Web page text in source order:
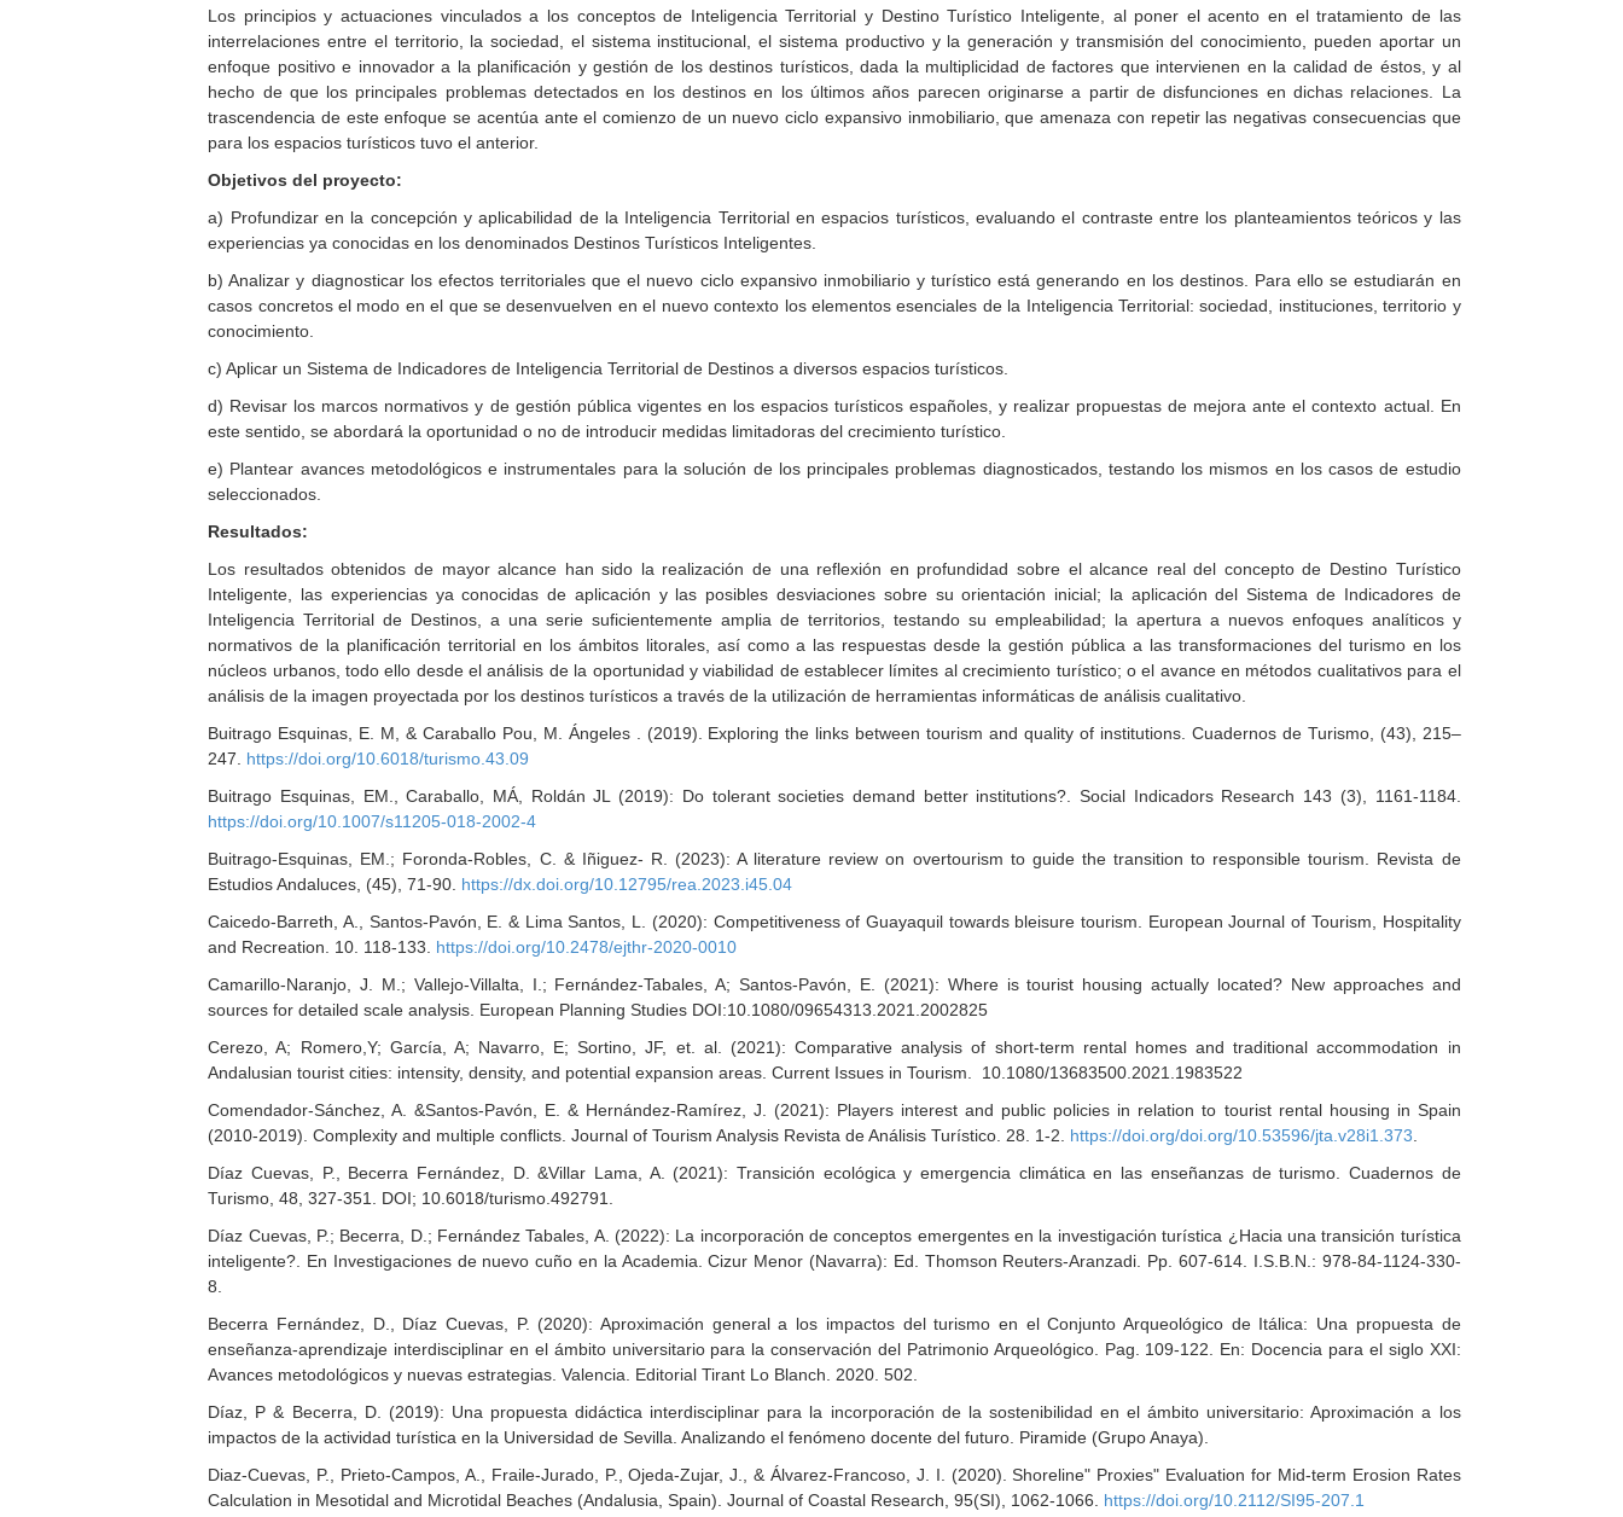
Los principios y actuaciones vinculados a los conceptos de Inteligencia Territorial y Destino Turístico Inteligente, al poner el acento en el tratamiento de las
interrelaciones entre el territorio, la sociedad, el sistema institucional, el sistema productivo y la generación y transmisión del conocimiento, pueden aportar un
enfoque positivo e innovador a la planificación y gestión de los destinos turísticos, dada la multiplicidad de factores que intervienen en la calidad de éstos, y al
hecho de que los principales problemas detectados en los destinos en los últimos años parecen originarse a partir de disfunciones en dichas relaciones. La
trascendencia de este enfoque se acentúa ante el comienzo de un nuevo ciclo expansivo inmobiliario, que amenaza con repetir las negativas consecuencias que
para los espacios turísticos tuvo el anterior.
Objetivos del proyecto:
a) Profundizar en la concepción y aplicabilidad de la Inteligencia Territorial en espacios turísticos, evaluando el contraste entre los planteamientos teóricos y las
experiencias ya conocidas en los denominados Destinos Turísticos Inteligentes.
b) Analizar y diagnosticar los efectos territoriales que el nuevo ciclo expansivo inmobiliario y turístico está generando en los destinos. Para ello se estudiarán en
casos concretos el modo en el que se desenvuelven en el nuevo contexto los elementos esenciales de la Inteligencia Territorial: sociedad, instituciones, territorio y
conocimiento.
c) Aplicar un Sistema de Indicadores de Inteligencia Territorial de Destinos a diversos espacios turísticos.
d) Revisar los marcos normativos y de gestión pública vigentes en los espacios turísticos españoles, y realizar propuestas de mejora ante el contexto actual. En
este sentido, se abordará la oportunidad o no de introducir medidas limitadoras del crecimiento turístico.
e) Plantear avances metodológicos e instrumentales para la solución de los principales problemas diagnosticados, testando los mismos en los casos de estudio
seleccionados.
Resultados:
Los resultados obtenidos de mayor alcance han sido la realización de una reflexión en profundidad sobre el alcance real del concepto de Destino Turístico
Inteligente, las experiencias ya conocidas de aplicación y las posibles desviaciones sobre su orientación inicial; la aplicación del Sistema de Indicadores de
Inteligencia Territorial de Destinos, a una serie suficientemente amplia de territorios, testando su empleabilidad; la apertura a nuevos enfoques analíticos y
normativos de la planificación territorial en los ámbitos litorales, así como a las respuestas desde la gestión pública a las transformaciones del turismo en los
núcleos urbanos, todo ello desde el análisis de la oportunidad y viabilidad de establecer límites al crecimiento turístico; o el avance en métodos cualitativos para el
análisis de la imagen proyectada por los destinos turísticos a través de la utilización de herramientas informáticas de análisis cualitativo.
Buitrago Esquinas, E. M, & Caraballo Pou, M. Ángeles . (2019). Exploring the links between tourism and quality of institutions. Cuadernos de Turismo, (43), 215–
247. https://doi.org/10.6018/turismo.43.09
Buitrago Esquinas, EM., Caraballo, MÁ, Roldán JL (2019): Do tolerant societies demand better institutions?. Social Indicadors Research 143 (3), 1161-1184.
https://doi.org/10.1007/s11205-018-2002-4
Buitrago-Esquinas, EM.; Foronda-Robles, C. & Iñiguez- R. (2023): A literature review on overtourism to guide the transition to responsible tourism. Revista de
Estudios Andaluces, (45), 71-90. https://dx.doi.org/10.12795/rea.2023.i45.04
Caicedo-Barreth, A., Santos-Pavón, E. & Lima Santos, L. (2020): Competitiveness of Guayaquil towards bleisure tourism. European Journal of Tourism, Hospitality
and Recreation. 10. 118-133. https://doi.org/10.2478/ejthr-2020-0010
Camarillo-Naranjo, J. M.; Vallejo-Villalta, I.; Fernández-Tabales, A; Santos-Pavón, E. (2021): Where is tourist housing actually located? New approaches and
sources for detailed scale analysis. European Planning Studies DOI:10.1080/09654313.2021.2002825
Cerezo, A; Romero,Y; García, A; Navarro, E; Sortino, JF, et. al. (2021): Comparative analysis of short-term rental homes and traditional accommodation in
Andalusian tourist cities: intensity, density, and potential expansion areas. Current Issues in Tourism. 10.1080/13683500.2021.1983522
Comendador-Sánchez, A. &Santos-Pavón, E. & Hernández-Ramírez, J. (2021): Players interest and public policies in relation to tourist rental housing in Spain
(2010-2019). Complexity and multiple conflicts. Journal of Tourism Analysis Revista de Análisis Turístico. 28. 1-2. https://doi.org/doi.org/10.53596/jta.v28i1.373
Díaz Cuevas, P., Becerra Fernández, D. &Villar Lama, A. (2021): Transición ecológica y emergencia climática en las enseñanzas de turismo. Cuadernos de
Turismo, 48, 327-351. DOI; 10.6018/turismo.492791.
Díaz Cuevas, P.; Becerra, D.; Fernández Tabales, A. (2022): La incorporación de conceptos emergentes en la investigación turística ¿Hacia una transición turística
inteligente?. En Investigaciones de nuevo cuño en la Academia. Cizur Menor (Navarra): Ed. Thomson Reuters-Aranzadi. Pp. 607-614. I.S.B.N.: 978-84-1124-330-
8.
Becerra Fernández, D., Díaz Cuevas, P. (2020): Aproximación general a los impactos del turismo en el Conjunto Arqueológico de Itálica: Una propuesta de
enseñanza-aprendizaje interdisciplinar en el ámbito universitario para la conservación del Patrimonio Arqueológico. Pag. 109-122. En: Docencia para el siglo XXI:
Avances metodológicos y nuevas estrategias. Valencia. Editorial Tirant Lo Blanch. 2020. 502.
Díaz, P & Becerra, D. (2019): Una propuesta didáctica interdisciplinar para la incorporación de la sostenibilidad en el ámbito universitario: Aproximación a los
impactos de la actividad turística en la Universidad de Sevilla. Analizando el fenómeno docente del futuro. Piramide (Grupo Anaya).
Diaz-Cuevas, P., Prieto-Campos, A., Fraile-Jurado, P., Ojeda-Zujar, J., & Álvarez-Francoso, J. I. (2020). Shoreline" Proxies" Evaluation for Mid-term Erosion Rates
Calculation in Mesotidal and Microtidal Beaches (Andalusia, Spain). Journal of Coastal Research, 95(SI), 1062-1066. https://doi.org/10.2112/SI95-207.1